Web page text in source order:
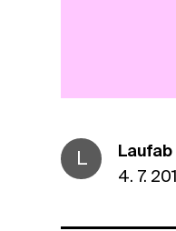
L
Laufab
4. 7.